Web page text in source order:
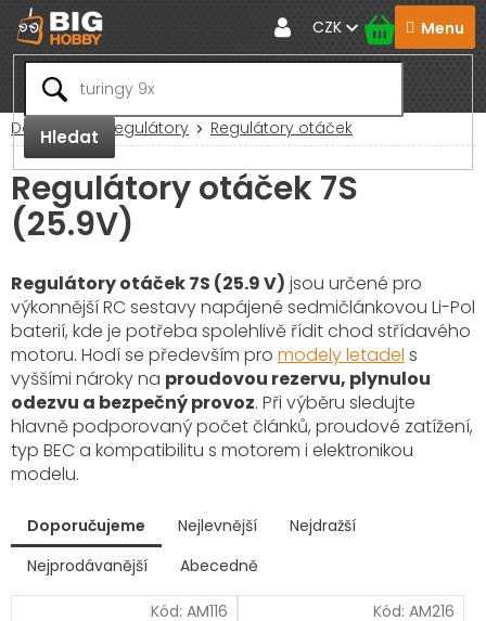
Přejít
na
obsah
Hledat
CZK
Domů RC Regulátory Regulátory otáček
Regulátory otáček 7S
(25.9V)
Regulátory otáček 7S (25.9 V) jsou určené pro
výkonnější RC sestavy napájené sedmičlánkovou Li-Pol
baterií, kde je potřeba spolehlivě řídit chod střídavého
motoru. Hodí se především pro modely letadel s
vyššími nároky na proudovou rezervu, plynulou
odezvu a bezpečný provoz. Při výběru sledujte
hlavně podporovaný počet článků, proudové zatížení,
typ BEC a kompatibilitu s motorem i elektronikou
modelu.
a
Doporučujeme Nejlevnější
Nejdražší
Nejprodávanější
Abecedně
ý
i
Kód: AM116 Kód: AM216